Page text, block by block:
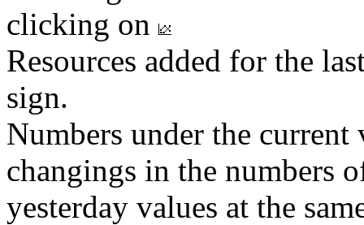
clicking on
Resources added for the
sign.
Numbers under the
changings in the numbers
yesterday values at the